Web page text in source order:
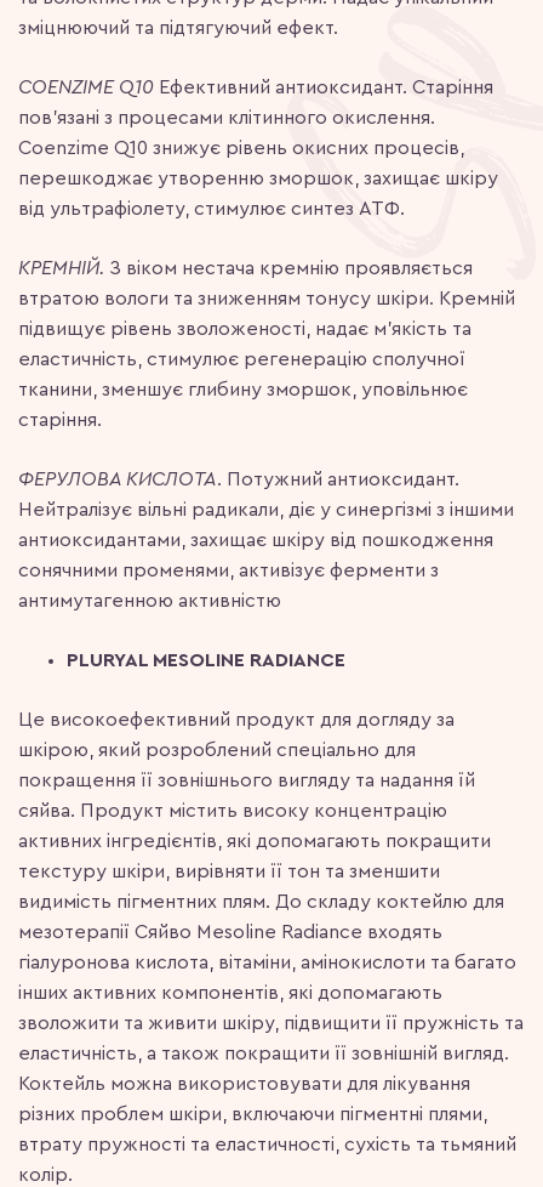
зміцнюючий та підтягуючий ефект.
COENZIME Q10 Ефективний антиоксидант. Старіння
пов’язані з процесами клітинного окислення.
Coenzime Q10 знижує рівень окисних процесів,
перешкоджає утворенню зморшок, захищає шкіру
від ультрафіолету, стимулює синтез АТФ.
КРЕМНІЙ. З віком нестача кремнію проявляється
втратою вологи та зниженням тонусу шкіри. Кремній
підвищує рівень зволоженості, надає м’якість та
еластичність, стимулює регенерацію сполучної
тканини, зменшує глибину зморшок, уповільнює
старіння.
ФЕРУЛОВА КИСЛОТА. Потужний антиоксидант.
Нейтралізує вільні радикали, діє у синергізмі з іншими
антиоксидантами, захищає шкіру від пошкодження
сонячними променями, активізує ферменти з
антимутагенною активністю
PLURYAL MESOLINE RADIANCE
Це високоефективний продукт для догляду за
шкірою, який розроблений спеціально для
покращення її зовнішнього вигляду та надання їй
сяйва. Продукт містить високу концентрацію
активних інгредієнтів, які допомагають покращити
текстуру шкіри, вирівняти її тон та зменшити
видимість пігментних плям. До складу коктейлю для
мезотерапії Сяйво Mesoline Radiance входять
гіалуронова кислота, вітаміни, амінокислоти та багато
інших активних компонентів, які допомагають
зволожити та живити шкіру, підвищити її пружність та
еластичність, а також покращити її зовнішній вигляд.
Коктейль можна використовувати для лікування
різних проблем шкіри, включаючи пігментні плями,
втрату пружності та еластичності, сухість та тьмяний
колір.